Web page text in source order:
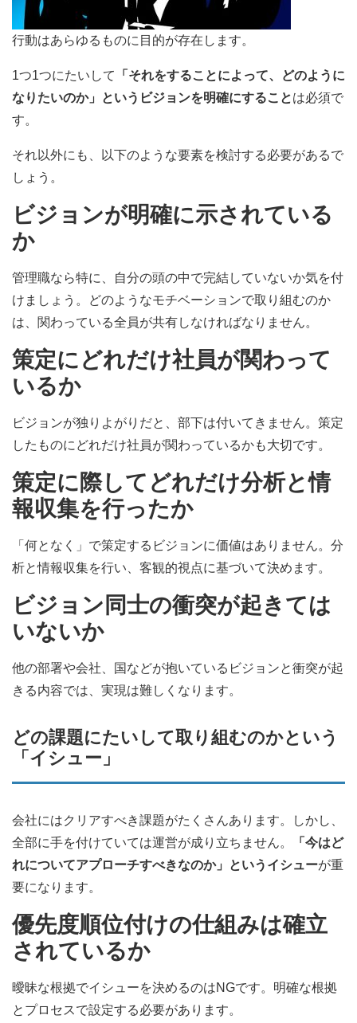
行動はあらゆるものに目的が存在します。
1つ1つにたいして
「それをすることによって、どのように
なりたいのか」というビジョンを明確にすることは必須で
す。
それ以外にも、以下のような要素を検討する必要があるで
しょう。
ビジョンが明確に示されている
か
管理職なら特に、自分の頭の中で完結していないか気を付
けましょう。どのようなモチベーションで取り組むのか
は、関わっている全員が共有しなければなりません。
策定にどれだけ社員が関わって
いるか
ビジョンが独りよがりだと、部下は付いてきません。策定
したものにどれだけ社員が関わっているかも大切です。
策定に際してどれだけ分析と情
報収集を行ったか
「何となく」で策定するビジョンに価値はありません。分
析と情報収集を行い、客観的視点に基づいて決めます。
ビジョン同士の衝突が起きては
いないか
他の部署や会社、国などが抱いているビジョンと衝突が起
きる内容では、実現は難しくなります。
どの課題にたいして取り組むのかという
「イシュー」
会社にはクリアすべき課題がたくさんあります。しかし、
全部に手を付けていては運営が成り立ちません。
「今はど
れについてアプローチすべきなのか」というイシューが重
要になります。
優先度順位付けの仕組みは確立
されているか
曖昧な根拠でイシューを決めるのはNGです。明確な根拠
とプロセスで設定する必要があります。